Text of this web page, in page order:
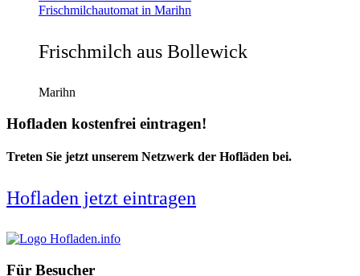
Frischmilchautomat in Marihn
Frischmilch aus Bollewick
Marihn
Hofladen kostenfrei eintragen!
Treten Sie jetzt unserem Netzwerk der Hofläden bei.
Hofladen jetzt eintragen
Für Besucher